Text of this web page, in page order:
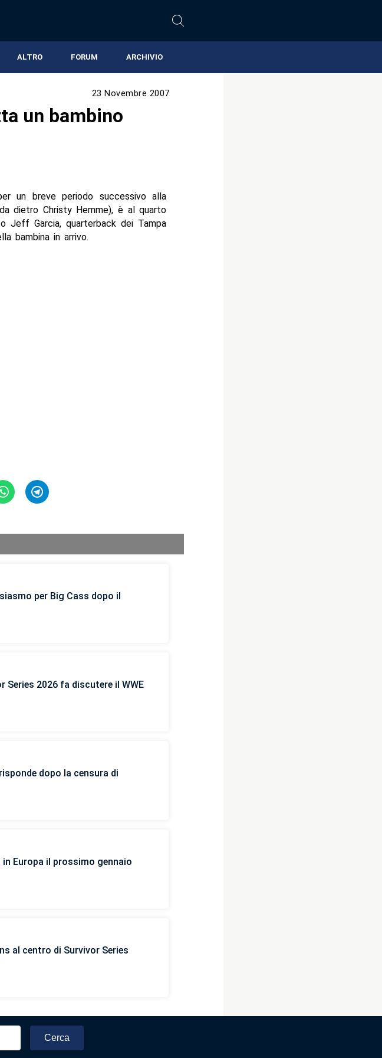
ALTRO FORUM ARCHIVIO
23 Novembre 2007
un bambino
un breve periodo successivo alla
dietro Christy Hemme), è al quarto
Jeff Garcia, quarterback dei Tampa
bambina in arrivo.
per Big Cass dopo il
Series 2026 fa discutere il WWE
dopo la censura di
in Europa il prossimo gennaio
al centro di Survivor Series